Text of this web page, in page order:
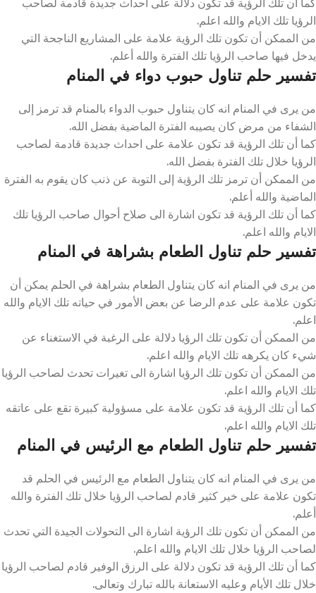
الرؤيا تلك الايام والله اعلم.
من الممكن أن تكون تلك الرؤية علامة على المشاريع الناجحة التي
يدخل فيها صاحب الرؤيا تلك الفترة والله أعلم.
تفسير حلم تناول حبوب دواء في المنام
من يرى في المنام انه كان يتناول حبوب الدواء بالمنام قد ترمز إلى
الشفاء من مرض كان يصيبه الفترة الماضية بفضل الله.
كما أن تلك الرؤية قد تكون علامة على احداث جديدة قادمة لصاحب
الرؤيا خلال تلك الفترة بفضل الله.
من الممكن أن ترمز تلك الرؤية إلى التوبة عن ذنب كان يقوم به الفترة
الماضية والله أعلم.
كما أن تلك الرؤية قد تكون اشارة الى صلاح أحوال صاحب الرؤيا تلك
الايام والله اعلم.
تفسير حلم تناول الطعام بشراهة في المنام
من يرى في المنام انه كان يتناول الطعام بشراهة في الحلم يمكن أن
تكون علامة على عدم الرضا عن بعض الأمور في حياته تلك الايام والله
اعلم.
من الممكن أن تكون تلك الرؤيا دلالة على الرغبة في الاستغناء عن
شيء كان يكرهه تلك الايام والله اعلم.
من الممكن أن تكون تلك الرؤيا اشارة الى تغيرات تحدث لصاحب الرؤيا
تلك الايام والله اعلم.
كما أن تلك الرؤية قد تكون علامة على مسؤولية كبيرة تقع على عاتقه
تلك الايام والله اعلم.
تفسير حلم تناول الطعام مع الرئيس في المنام
من يرى في المنام انه كان يتناول الطعام مع الرئيس في الحلم قد
تكون علامة على خير كثير قادم لصاحب الرؤيا خلال تلك الفترة والله
أعلم.
من الممكن أن تكون تلك الرؤية اشارة الى التحولات الجيدة التي تحدث
لصاحب الرؤيا خلال تلك الايام والله اعلم.
كما أن تلك الرؤية قد تكون دلالة على الرزق الوفير قادم لصاحب الرؤيا
خلال تلك الأيام وعليه الاستعانة بالله تبارك وتعالى.